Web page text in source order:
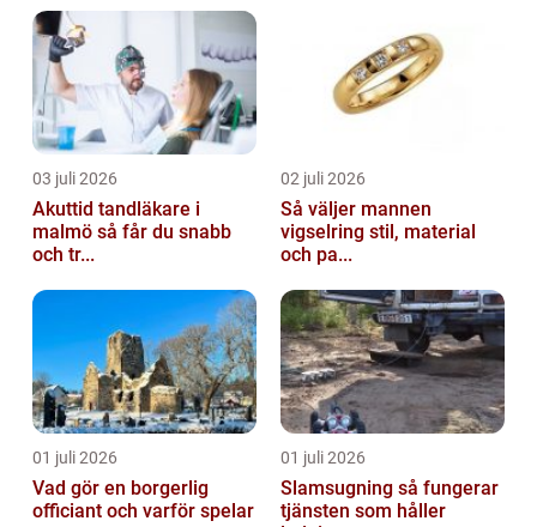
03 juli 2026
Akuttid tandläkare i
malmö så får du snabb
och tr...
02 juli 2026
Så väljer mannen
vigselring stil, material
och pa...
01 juli 2026
Vad gör en borgerlig
officiant och varför spelar
01 juli 2026
Slamsugning så fungerar
tjänsten som håller